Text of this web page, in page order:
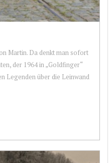
Martin. Da denkt man sofort
der 1964 in „Goldfinger“
Legenden über die Leinwand